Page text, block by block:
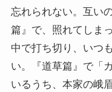
忘れられない。互い
篇』で、照れてしま
中で打ち切り、いつ
い。『道草篇』で「
いるうち、本家の峨